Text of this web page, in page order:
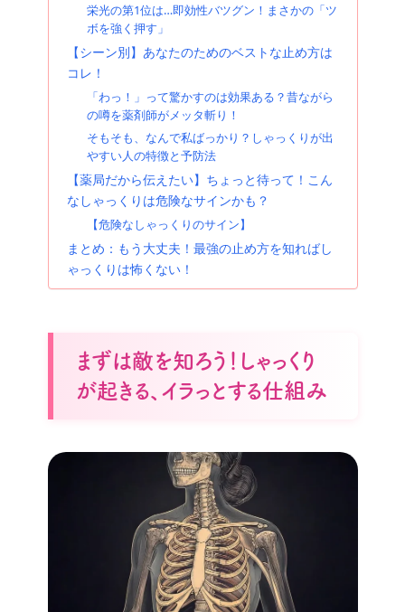
栄光の第1位は…即効性バツグン！まさかの「ツ
ボを強く押す」
【シーン別】あなたのためのベストな止め方は
コレ！
「わっ！」って驚かすのは効果ある？昔ながら
の噂を薬剤師がメッタ斬り！
そもそも、なんで私ばっかり？しゃっくりが出
やすい人の特徴と予防法
【薬局だから伝えたい】ちょっと待って！こん
なしゃっくりは危険なサインかも？
【危険なしゃっくりのサイン】
まとめ：もう大丈夫！最強の止め方を知ればし
ゃっくりは怖くない！
まずは敵を知ろう！しゃっくり
が起きる、イラっとする仕組み